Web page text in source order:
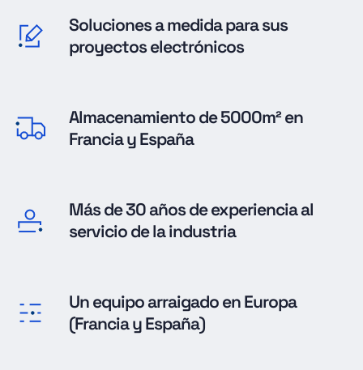
Soluciones a medida para sus
proyectos electrónicos
Almacenamiento de 5000m² en
Francia y España
Más de 30 años de experiencia al
servicio de la industria
Un equipo arraigado en Europa
(Francia y España)